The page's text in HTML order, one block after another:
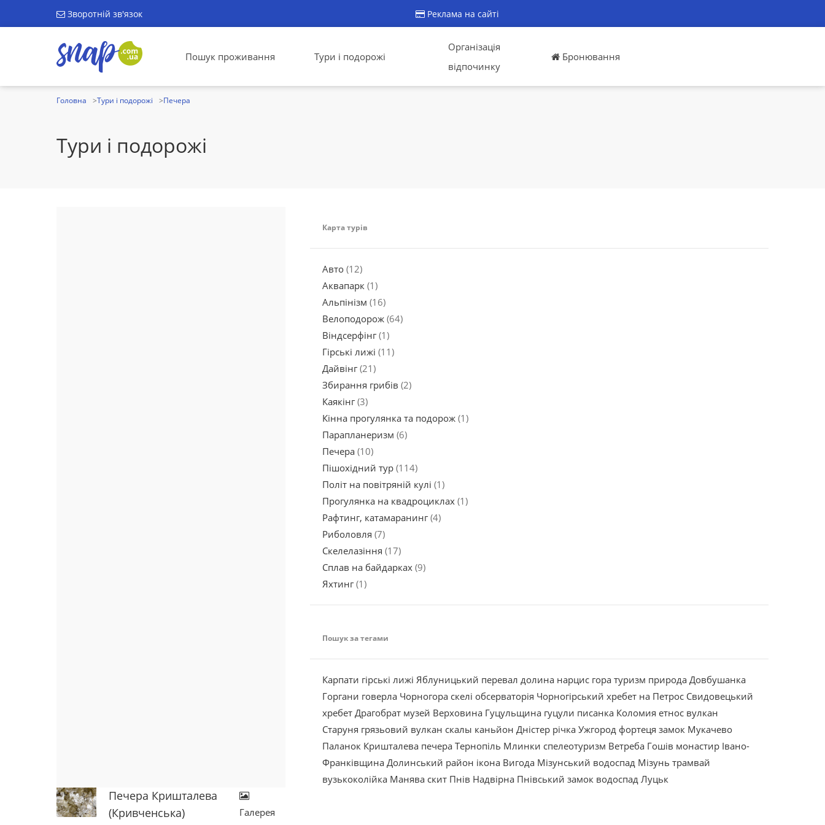
Зворотній зв'язок Реклама на сайті
Пошук проживання Тури і подорожі
Організація
відпочинку
Бронювання
Головна Тури і подорожі Печера
Тури і подорожі
Карта турів
Авто (12)
Аквапарк (1)
Альпінізм (16)
Велоподорож (64)
Віндсерфінг(1)
Гірські лижі (11)
Дайвінг(21)
Збирання грибів (2)
Каякінг(3)
Кінна прогулянка та подорож (1)
Парапланеризм (6)
Печера (10)
Пішохідний тур (114)
Політ на повітряній кулі (1)
Прогулянка на квадроциклах (1)
Рафтинг, катамаранинг(4)
Риболовля (7)
Скелелазіння (17)
Сплав на байдарках (9)
Яхтинг(1)
Пошук за тегами
Карпати гірські лижі Яблуницький перевал долина нарцис гора туризм природа Довбушанка
Горгани говерла Чорногора скелі обсерваторія Чорногірський хребет на Петрос Свидовецький
хребет Драгобрат музей Верховина Гуцульщина гуцули писанка Коломия етнос вулкан
Старуня грязьовий вулкан скалы каньйон Дністер річка Ужгород фортеця замок Мукачево
Паланок Кришталева печера Тернопіль Млинки спелеотуризм Ветреба Гошів монастир Івано-
Франківщина Долинський район ікона Вигода Мізунський водоспад Мізунь трамвай
вузькоколійка Манява скит Пнів Надвірна Пнівський замок водоспад Луцьк
Печера Кришталева
(Кривченська)
Галерея